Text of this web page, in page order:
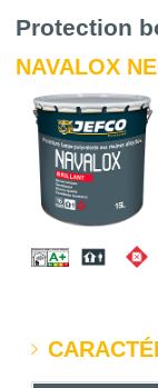
Protection
NAVALOX